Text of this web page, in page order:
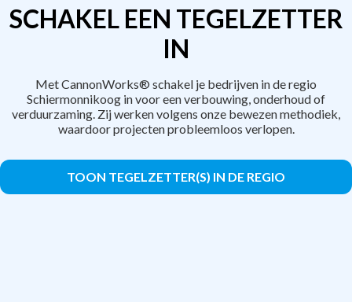
SCHAKEL EEN TEGELZETTER
IN
Met CannonWorks® schakel je bedrijven in de regio
Schiermonnikoog in voor een verbouwing, onderhoud of
verduurzaming. Zij werken volgens onze bewezen methodiek,
waardoor projecten probleemloos verlopen.
TOON TEGELZETTER(S) IN DE REGIO